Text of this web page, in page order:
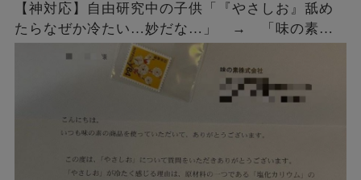
【神対応】自由研究中の子供「『やさしお』舐め
たらなぜか冷たい…妙だな…」 → 「味の素」
にメールではなく直接手紙を出したら、企業から
◯◯◯をもらう！